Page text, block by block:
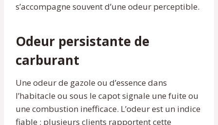
s’accompagne souvent d’une odeur perceptible.
Odeur persistante de
carburant
Une odeur de gazole ou d’essence dans
l’habitacle ou sous le capot signale une fuite ou
une combustion inefficace. L’odeur est un indice
fiable ; plusieurs clients rapportent cette